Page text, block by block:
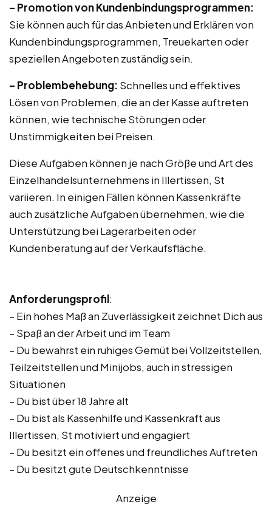
– Promotion von Kundenbindungsprogrammen:
Sie können auch für das Anbieten und Erklären von
Kundenbindungsprogrammen, Treuekarten oder
speziellen Angeboten zuständig sein.
– Problembehebung: Schnelles und effektives
Lösen von Problemen, die an der Kasse auftreten
können, wie technische Störungen oder
Unstimmigkeiten bei Preisen.
Diese Aufgaben können je nach Größe und Art des
Einzelhandelsunternehmens in Illertissen, St
variieren. In einigen Fällen können Kassenkräfte
auch zusätzliche Aufgaben übernehmen, wie die
Unterstützung bei Lagerarbeiten oder
Kundenberatung auf der Verkaufsfläche.
Anforderungsprofil:
– Ein hohes Maß an Zuverlässigkeit zeichnet Dich aus
– Spaß an der Arbeit und im Team
– Du bewahrst ein ruhiges Gemüt bei Vollzeitstellen,
Teilzeitstellen und Minijobs, auch in stressigen
Situationen
– Du bist über 18 Jahre alt
– Du bist als Kassenhilfe und Kassenkraft aus
Illertissen, St motiviert und engagiert
– Du besitzt ein offenes und freundliches Auftreten
– Du besitzt gute Deutschkenntnisse
Anzeige